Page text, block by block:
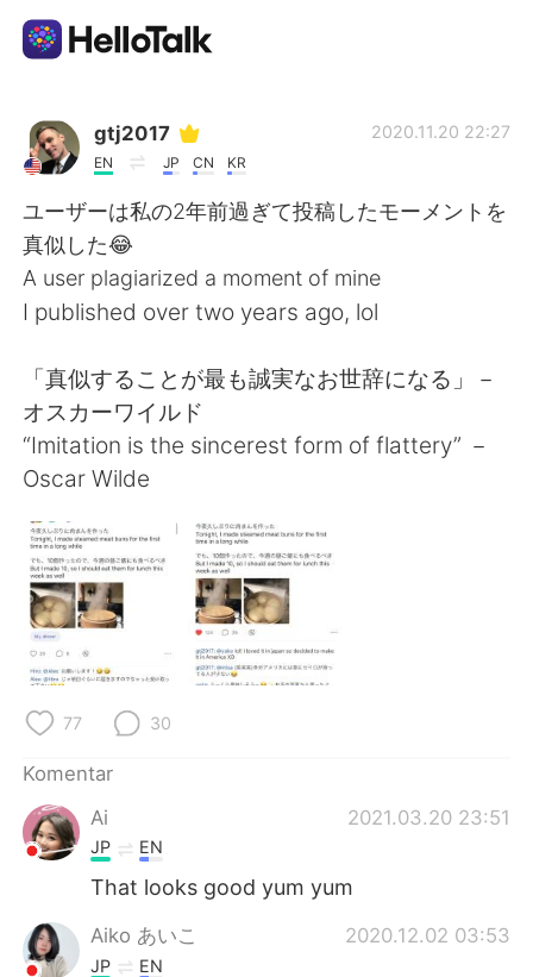
Aplikasi Pertukaran Bahasa
Indonesia
繁體中文
العربية
Deutsch 日本語
한국어 Русский
ไทย Italiano
Türkçe
Português
gtj2017
EN JP CN KR
2020.11.20 22:27
ユーザーは私の2年前過ぎて投稿したモーメントを
真似した😂
A user plagiarized a moment of mine
I published over two years ago, lol
「真似することが最も誠実なお世辞になる」－
オスカーワイルド
“Imitation is the sincerest form of flattery” －
Oscar Wilde
77 30
Komentar
Ai
2021.03.20 23:51
JP EN
That looks good yum yum
Aiko あいこ 2020.12.02 03:53
JP EN